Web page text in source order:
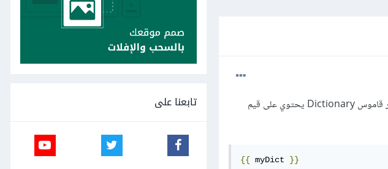
عندما أقوم بعرض صفحة باستخدام عارض قوالب جانغو Django ، يمكنني تمرير متغير قاموس Dictionary يحتوي على قيم
{{ myDict }}
تابعنا على